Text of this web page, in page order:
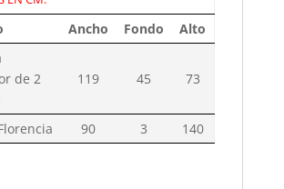
Ancho Fondo
Alto
de 2
119 45 73
90 3 140